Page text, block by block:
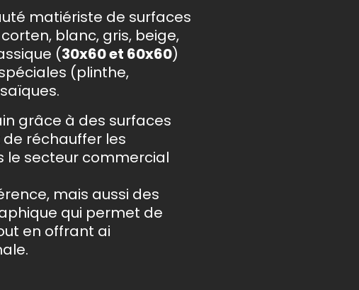
matiériste de surfaces
blanc, gris, beige,
(30x60 et 60x60)
(plinthe,
grâce à des surfaces
réchauffer les
le secteur commercial
mais aussi des
qui permet de
en offrant ai